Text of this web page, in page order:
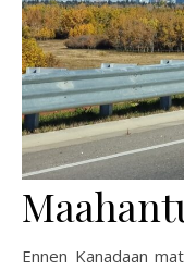
Ennen Kanadaan